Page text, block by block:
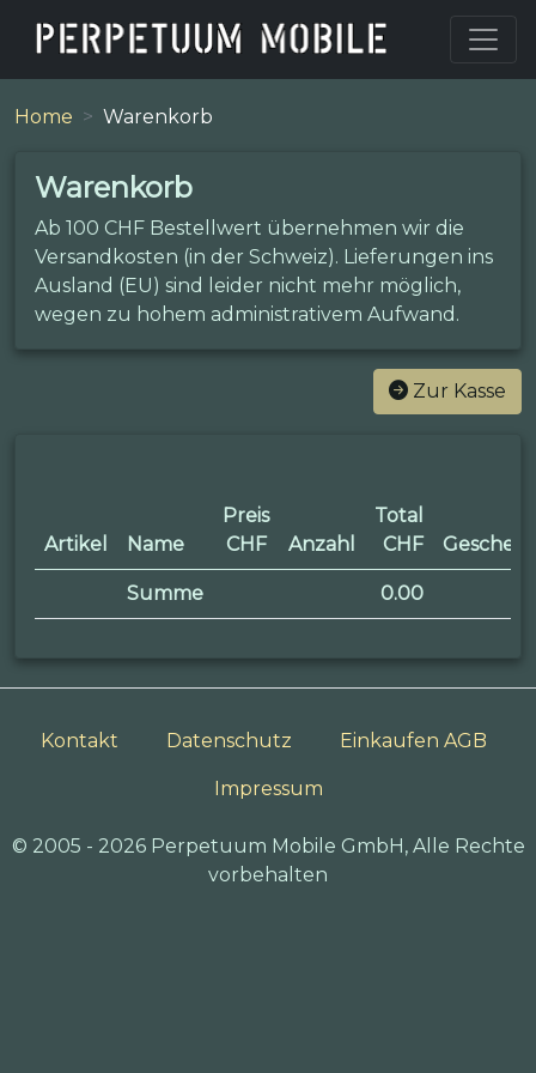
Home Warenkorb
Warenkorb
Ab 100 CHF Bestellwert übernehmen wir die
Versandkosten (in der Schweiz). Lieferungen ins
Ausland (EU) sind leider nicht mehr möglich,
wegen zu hohem administrativem Aufwand.
Zur Kasse
Artikel Name
Preis
CHF
Anzahl
Total
CHF
Summe 0.00
Kontakt Datenschutz Einkaufen AGB
Impressum
© 2005 - 2026 Perpetuum Mobile GmbH, Alle Rechte
vorbehalten